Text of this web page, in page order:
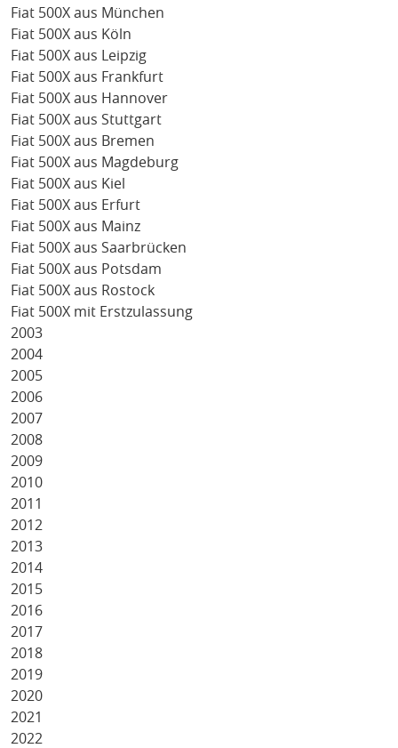
Fiat 500X aus München
Fiat 500X aus Köln
Fiat 500X aus Leipzig
Fiat 500X aus Frankfurt
Fiat 500X aus Hannover
Fiat 500X aus Stuttgart
Fiat 500X aus Bremen
Fiat 500X aus Magdeburg
Fiat 500X aus Kiel
Fiat 500X aus Erfurt
Fiat 500X aus Mainz
Fiat 500X aus Saarbrücken
Fiat 500X aus Potsdam
Fiat 500X aus Rostock
Fiat 500X mit Erstzulassung
2003
2004
2005
2006
2007
2008
2009
2010
2011
2012
2013
2014
2015
2016
2017
2018
2019
2020
2021
2022